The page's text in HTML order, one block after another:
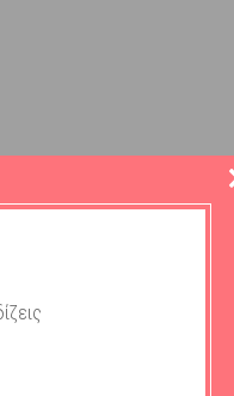
ΔΕΡΜΑΤΟΛΟΓΙΚΑ